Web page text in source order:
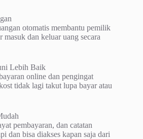
otomatis membantu pemilik
masuk dan keluar uang secara
Lebih Baik
online dan pengingat
tidak lagi takut lupa bayar atau
pembayaran, dan catatan
dan bisa diakses kapan saja dari